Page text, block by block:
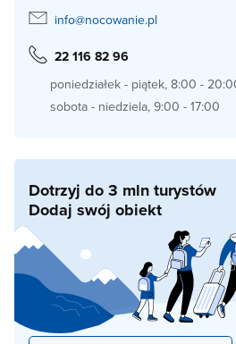
info@nocowanie.pl
22 116 82 96
poniedziałek - piątek, 8:00 -
sobota - niedziela, 9:00 - 17:00
Dotrzyj do 3 mln turystów
Dodaj swój obiekt